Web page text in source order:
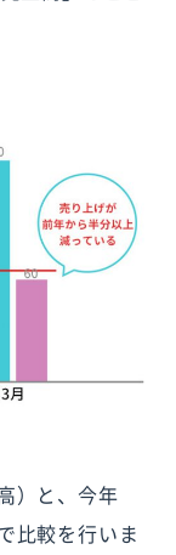
）と、今年
比較を行いま